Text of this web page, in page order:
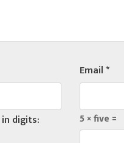
Email*
digits: 5 × five =